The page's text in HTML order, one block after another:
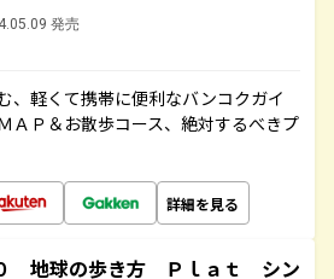
発売
、軽くて携帯に便利なバンコクガイ
ＡＰ＆お散歩コース、絶対するべきプ
詳細を見る
地球の歩き方 Ｐｌａｔ シン